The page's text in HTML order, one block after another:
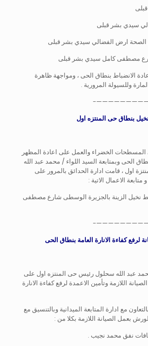
ارض الفضالي سيدي بشر قبلى
مصطفى كامل سيدي بشر قبلى
الانضباط بنطاق الحى ، ومواجهة ظاهرة
وللسيولة المرورية .
بنطاق حى المنتزه اول
الخضراء والعمل على اعادة المظهر
الحى وبمتابعة السيد اللواء / محمد عبد الله
اول ، قامت ادارة الحدائق بالمرور على
الاعمال الاتية :
نخيل الزينة بالجزيرة الوسطى شارع مصطفى
لرفع كفاءة الانارة العامة بنطاق الحى
عبد الله سحلول رئيس حى المنتزه اول على
اللازمة وتأمين الاعمدة لرفع كفاءة الانارة
مع ادارة المتابعة الميدانية وبالتنسيق مع
بعمل الصيانة اللازمة بكلا من :
نفق محمد نجيب .